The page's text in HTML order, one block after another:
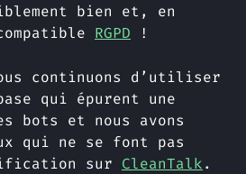
bien et, en
RGPD !
continuons d’utiliser
qui épurent une
bots et nous avons
qui ne se font pas
sur CleanTalk.